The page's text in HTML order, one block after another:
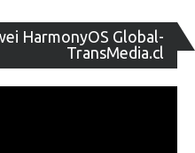
HarmonyOS Global-
TransMedia.cl
de